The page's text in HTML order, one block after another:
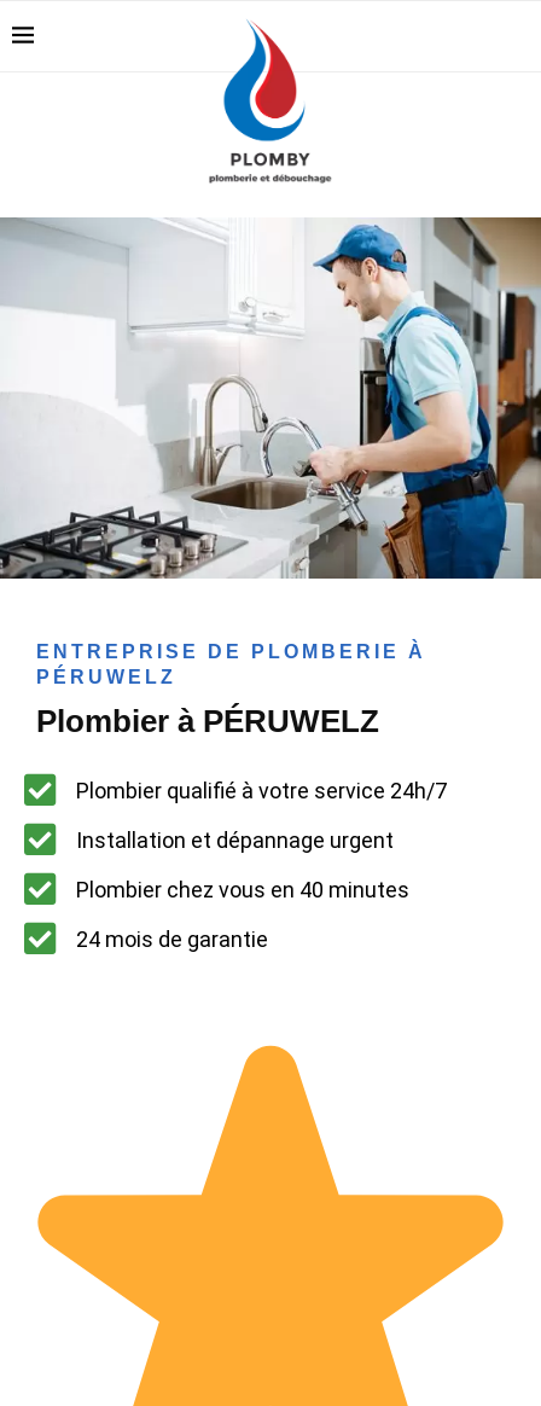
ENTREPRISE DE PLOMBERIE À
PÉRUWELZ
Plombier à PÉRUWELZ
Plombier qualifié à votre service 24h/7
Installation et dépannage urgent
Plombier chez vous en 40 minutes
24 mois de garantie